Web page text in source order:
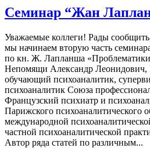
Семинар “Жан
Уважаемые коллеги! Рады
мы начинаем вторую часть
по кн. Ж. Лапланша
Непомящи Александр Леонидович,
обучающий психоаналитик,
психоаналитик Союза
Французский психиатр и
Парижского психоаналитического
международной
частной психоаналитической
Автор ряда статей по различным...